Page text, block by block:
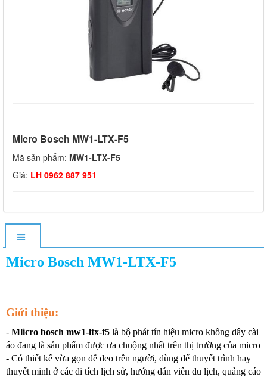
Micro Bosch MW1-LTX-F5
Mã sản phẩm: MW1-LTX-F5
Giá: LH 0962 887 951
Micro Bosch MW1-LTX-F5
Giới thiệu:
- Mlicro bosch mw1-ltx-f5 là bộ phát tín hiệu micro không dây cài
áo đang là sản phẩm được ưa chuộng nhất trên thị trường của micro
- Có thiết kế vừa gọn để đeo trên người, dùng để thuyết trình hay
thuyết minh ở các di tích lịch sử, hướng dẫn viên du lịch, quảng cáo